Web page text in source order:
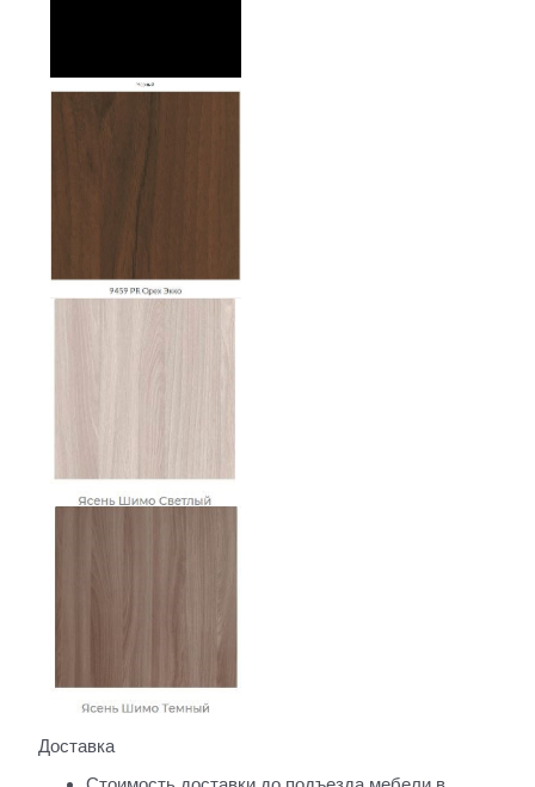
Доставка